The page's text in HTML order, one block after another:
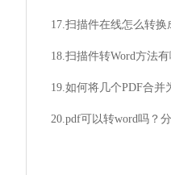
20.pdf可以转word吗？